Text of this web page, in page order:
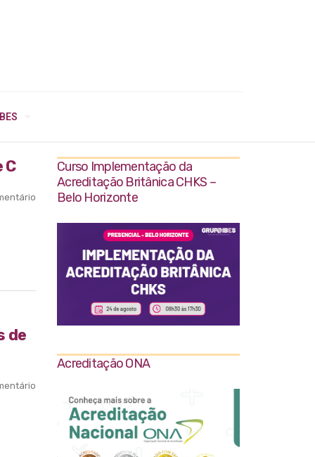
C
de
Curso Implementação da
Acreditação Britânica CHKS –
Belo Horizonte
Acreditação ONA